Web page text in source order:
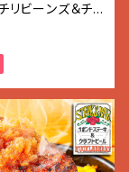
リビーンズ＆チ
ーグ』 (200g×